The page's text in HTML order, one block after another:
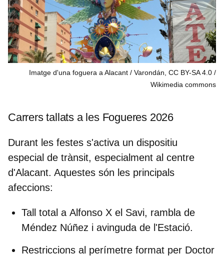
Imatge d'una foguera a Alacant / Varondán, CC BY-SA 4.0
Wikimedia commons
Carrers tallats a les Fogueres 2026
Durant les festes s'activa un dispositiu
especial de trànsit, especialment al centre
d'Alacant. Aquestes són les principals
afeccions:
Tall total a Alfonso X el Savi, rambla de
Méndez Núñez i avinguda de l'Estació.
Restriccions al perímetre format per Doctor